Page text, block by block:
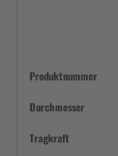
Produktnummer
Durchmesser
Tragkraft